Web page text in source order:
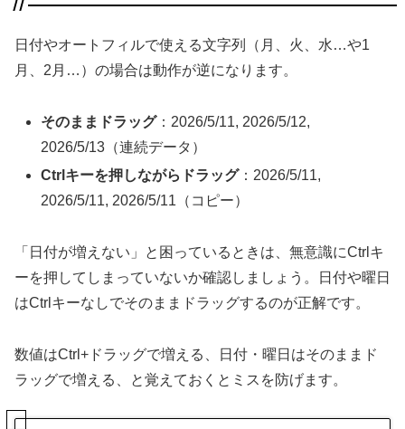
日付やオートフィルで使える文字列（月、火、水…や1
月、2月…）の場合は動作が逆になります。
そのままドラッグ：2026/5/11, 2026/5/12,
2026/5/13（連続データ）
Ctrlキーを押しながらドラッグ：2026/5/11,
2026/5/11, 2026/5/11（コピー）
「日付が増えない」と困っているときは、無意識にCtrlキ
ーを押してしまっていないか確認しましょう。日付や曜日
はCtrlキーなしでそのままドラッグするのが正解です。
数値はCtrl+ドラッグで増える、日付・曜日はそのままド
ラッグで増える、と覚えておくとミスを防げます。